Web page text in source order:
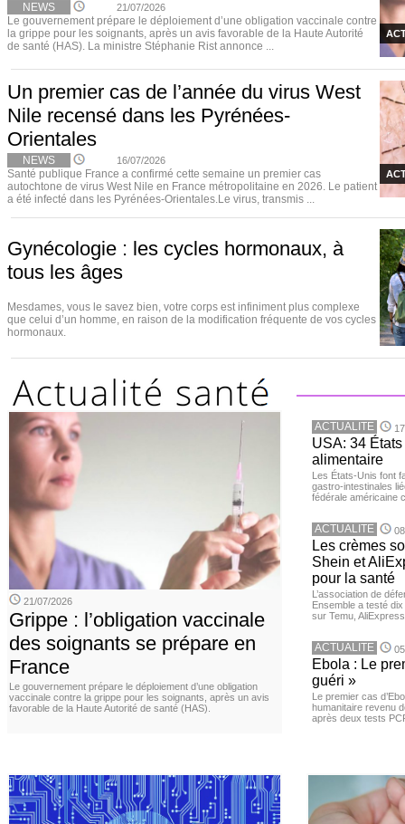
NEWS 21/07/2026
Le gouvernement prépare le déploiement d’une obligation vaccinale contre
la grippe pour les soignants, après un avis favorable de la Haute Autorité
de santé (HAS). La ministre Stéphanie Rist annonce ...
Un premier cas de l’année du virus West
Nile recensé dans les Pyrénées-
Orientales
NEWS 16/07/2026
Santé publique France a confirmé cette semaine un premier cas
autochtone de virus West Nile en France métropolitaine en 2026. Le patient
a été infecté dans les Pyrénées-Orientales.Le virus, transmis ...
Gynécologie : les cycles hormonaux, à
tous les âges
Mesdames, vous le savez bien, votre corps est infiniment plus complexe
que celui d’un homme, en raison de la modification fréquente de vos cycles
hormonaux.
21/07/2026
Grippe : l’obligation vaccinale
des soignants se prépare en
France
Le gouvernement prépare le déploiement d’une obligation
vaccinale contre la grippe pour les soignants, après un avis
favorable de la Haute Autorité de santé (HAS).
ACTUALITE
USA: 34
alimentaire
Les États-Unis font
gastro-intestinales
fédérale américaine
ACTUALITE
Les crèmes
Shein et
pour la santé
L’association de
Ensemble a testé
sur Temu,
ACTUALITE
Ebola : Le
guéri »
Le premier cas
humanitaire revenu
après deux tests